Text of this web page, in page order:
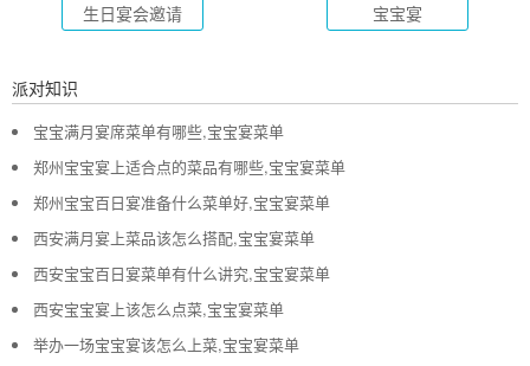
生日宴会邀请 宝宝宴
派对知识
宝宝满月宴席菜单有哪些,宝宝宴菜单
郑州宝宝宴上适合点的菜品有哪些,宝宝宴菜单
郑州宝宝百日宴准备什么菜单好,宝宝宴菜单
西安满月宴上菜品该怎么搭配,宝宝宴菜单
西安宝宝百日宴菜单有什么讲究,宝宝宴菜单
西安宝宝宴上该怎么点菜,宝宝宴菜单
举办一场宝宝宴该怎么上菜,宝宝宴菜单